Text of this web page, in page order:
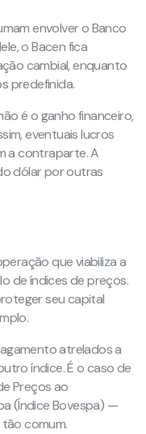
envolver o Banco
o Bacen fica
cambial, enquanto
predefinida.
é o ganho financeiro,
eventuais lucros
a contraparte. A
dólar por outras
que viabiliza a
de índices de preços.
seu capital
atrelados a
índice. É o caso de
Preços ao
(Índice Bovespa) —
comum.